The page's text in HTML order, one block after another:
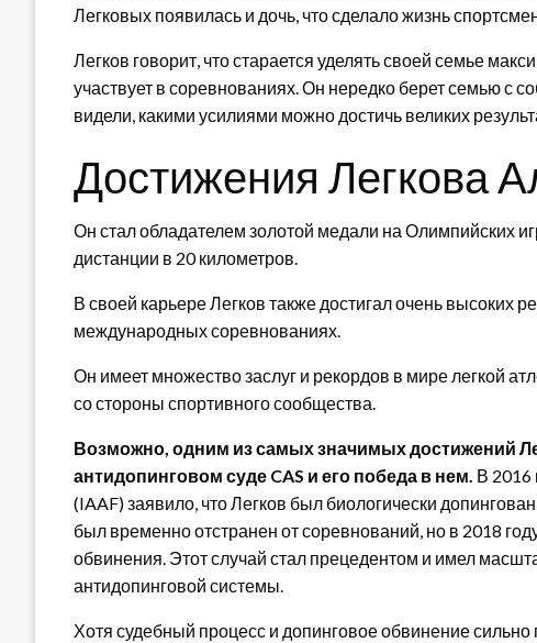
Легковых появилась и дочь, что сделало жизнь
Легков говорит, что старается уделять своей семье
участвует в соревнованиях. Он нередко берет семью с
видели, какими усилиями можно достичь великих
Достижения Легкова
Он стал обладателем золотой медали на Олимпийских
дистанции в 20 километров.
В своей карьере Легков также достигал очень высоких
международных соревнованиях.
Он имеет множество заслуг и рекордов в мире легкой
со стороны спортивного сообщества.
Возможно, одним из самых значимых достижений
антидопинговом суде CAS и его победа в нем. В 2016
(IAAF) заявило, что Легков был биологически
был временно отстранен от соревнований, но в 2018
обвинения. Этот случай стал прецедентом и имел
антидопинговой системы.
Хотя судебный процесс и допинговое обвинение